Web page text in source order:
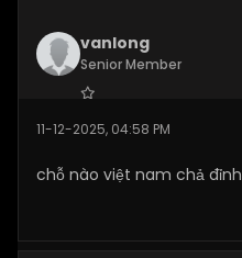
vanlong
Senior Member
Posts:269
11-12-2025, 04:58 PM
chỗ nào việt nam chả đỉnh